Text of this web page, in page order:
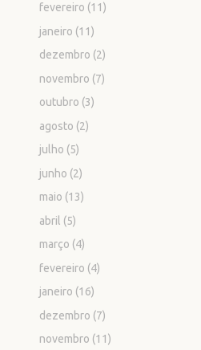
fevereiro (11)
janeiro (11)
dezembro (2)
novembro (7)
outubro (3)
agosto (2)
julho (5)
junho (2)
maio (13)
abril (5)
março (4)
fevereiro (4)
janeiro (16)
dezembro (7)
novembro (11)